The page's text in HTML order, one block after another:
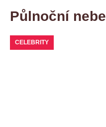
Půlnoční nebe
CELEBRITY